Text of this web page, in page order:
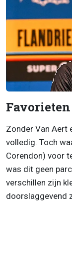
Favorieten
Zonder Van Aert
volledig. Toch
Corendon) voor
was dit geen
verschillen zijn
doorslaggevend